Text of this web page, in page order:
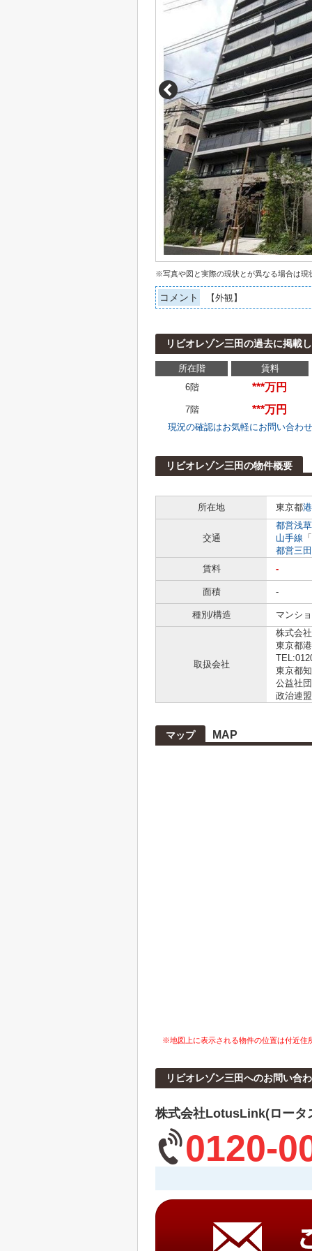
※写真や図と実際の現状とが異なる場合は現
コメント 【外観】
リビオレゾン三田の過去に掲載
所在階
賃料
6階
***万円
7階 ***万円
現況の確認はお気軽にお問い合わ
リビオレゾン三田の物件概要
所在地 東京都
交通
都営浅
山手線 「
都営三
賃料
-
面積 -
種別/構造 マンシ
取扱会社
株式会
東京都
東京都
公益社
政治連
マップ MAP
※地図上に表示される物件の位置は付近住
リビオレゾン三田へのお問い合
株式会社LotusLink(ロータ
0120-